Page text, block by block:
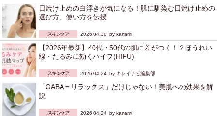
日焼け止めの白浮きが気になる！肌に馴染む日焼け止めの
選び方、使い方を伝授
2026.04.30 by kanami
【2026年最新】40代・50代の肌に差がつく！？ほうれい
線・たるみに効くハイフ(HIFU)
2026.04.24 by キレイナビ編集部
「GABA＝リラックス」だけじゃない！美肌への効果を解
説
2026.04.24 by kanami